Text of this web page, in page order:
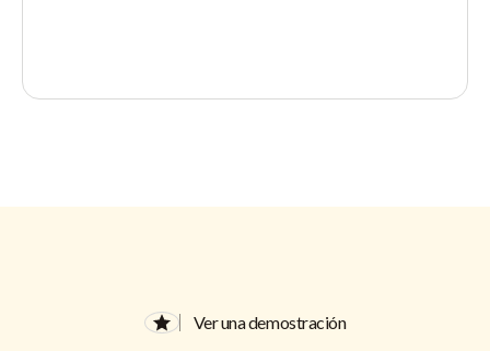
Ver una demostración